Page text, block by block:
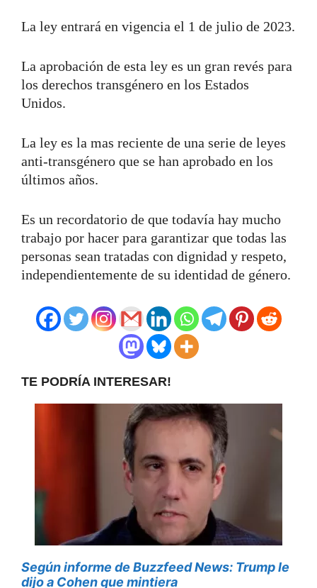
La ley entrará en vigencia el 1 de julio de 2023.
La aprobación de esta ley es un gran revés para
los derechos transgénero en los Estados
Unidos.
La ley es la mas reciente de una serie de leyes
anti-transgénero que se han aprobado en los
últimos años.
Es un recordatorio de que todavía hay mucho
trabajo por hacer para garantizar que todas las
personas sean tratadas con dignidad y respeto,
independientemente de su identidad de género.
TE PODRÍA INTERESAR!
Según informe de Buzzfeed News: Trump le
dijo a Cohen que mintiera